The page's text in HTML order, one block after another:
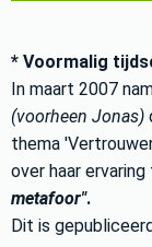
* Voormalig
In maart 2007
(voorheen Jonas)
thema
over haar
metafoor".
Dit is